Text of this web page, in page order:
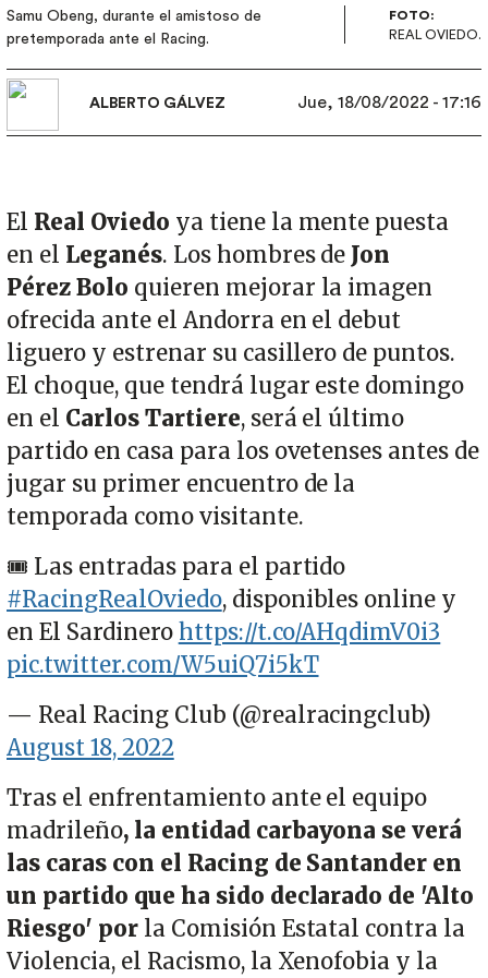
Samu Obeng, durante el amistoso de
pretemporada ante el Racing.
FOTO:
REAL OVIEDO.
ALBERTO GÁLVEZ Jue, 18/08/2022 - 17:16
El Real Oviedo ya tiene la mente puesta
en el Leganés. Los hombres de Jon
PérezBolo quieren mejorar la imagen
ofrecida ante el Andorra en el debut
liguero y estrenar su casillero de puntos.
El choque, que tendrá lugar este domingo
en el Carlos Tartiere, será el último
partido en casa para los ovetenses antes de
jugar su primer encuentro de la
temporada como visitante.
🎟 Las entradas para el partido
#RacingRealOviedo, disponibles online y
en El Sardinero https://t.co/AHqdimV0i3
pic.twitter.com/W5uiQ7i5kT
— Real Racing Club (@realracingclub)
August 18, 2022
Tras el enfrentamiento ante el equipo
madrileño, la entidad carbayona se verá
las caras con el Racing de Santander en
un partido que ha sido declarado de 'Alto
Riesgo' por la Comisión Estatal contra la
Violencia, el Racismo, la Xenofobia y la